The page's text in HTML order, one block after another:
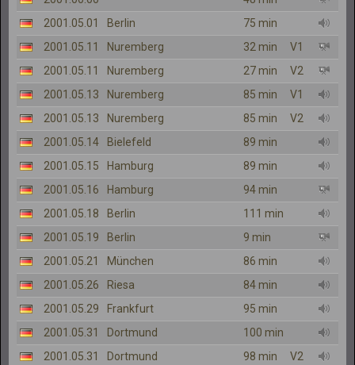
2001.05.01
Berlin
75 min
2001.05.11
Nuremberg 32 min
V1
2001.05.11
Nuremberg 27 min
V2
2001.05.13
Nuremberg 85 min
V1
2001.05.13
Nuremberg 85 min
V2
2001.05.14
Bielefeld
89 min
2001.05.15
Hamburg
89 min
2001.05.16
Hamburg
94 min
2001.05.18
Berlin
111 min
2001.05.19
Berlin
9 min
2001.05.21
München
86 min
2001.05.26
Riesa
84 min
2001.05.29
Frankfurt
95 min
2001.05.31
Dortmund
100 min
2001.05.31
Dortmund 98 min
V2